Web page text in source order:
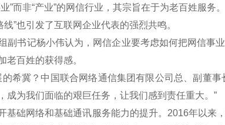
”而非“产业”的网信行业，其宗旨在于为老百姓服务。
也引发了互联网企业代表的强烈共鸣。
书记杨小伟认为，网信企业要考虑如何把网信事
老百姓的获得感。
冀？中国联合网络通信集团有限公司总、副董事
成为我们面临的艰巨任务，让我们感到责任重大。”
础网络和基础通讯服务能力的提升。2016年以来